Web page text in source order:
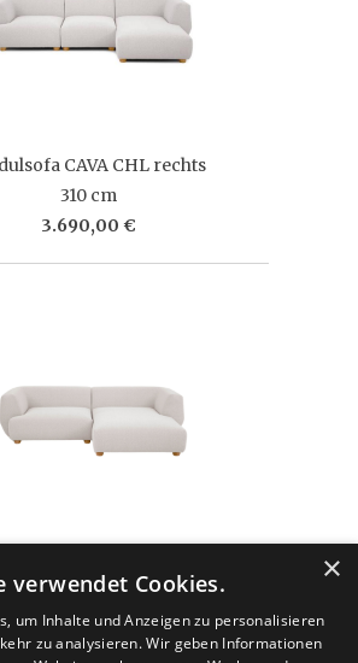
CAVA CHL rechts
310 cm
3.690,00 €
270 cm
2.990,00 €
×
verwendet Cookies.
um Inhalte und Anzeigen zu personalisieren
zu analysieren. Wir geben Informationen